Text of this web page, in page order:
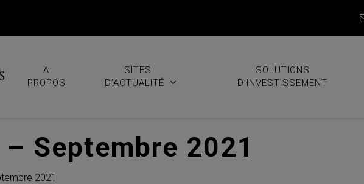
A
PROPOS
SITES
D’ACTUALITÉ
SOLUTIONS
D’INVESTISSEMENT
– Septembre 2021
2021